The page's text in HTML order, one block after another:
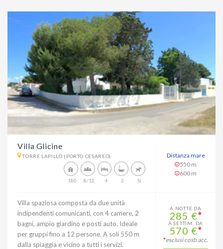
Villa Glicine
TORRE LAPILLO (PORTO CESAREO)
Sì
2
4
8/12
180
Distanza mare
550 m
600 m
Villa spaziosa composta da due unità
indipendenti comunicanti, con 4 camere, 2
bagni, ampio giardino e posti auto. Ideale
per gruppi fino a 12 persone. A soli 550 m
dalla spiaggia e vicino a tutti i servizi.
A NOTTE DA
285 €*
A SETTIM. DA
570 €*
*esclusi costi acc.